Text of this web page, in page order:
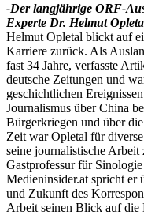
-Der langjährige ORF-
Experte Dr. Helmut
Helmut Opletal blickt auf
Karriere zurück. Als
fast 34 Jahre, verfasste
deutsche Zeitungen und
geschichtlichen
Journalismus über China
Bürgerkriegen und über
Zeit war Opletal für
seine journalistische Arbeit
Gastprofessur für
Medieninsider.at spricht er
und Zukunft des
Arbeit seinen Blick auf die